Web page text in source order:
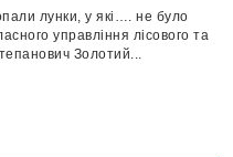
лунки, у які…. не було
управління лісового та
Золотий...